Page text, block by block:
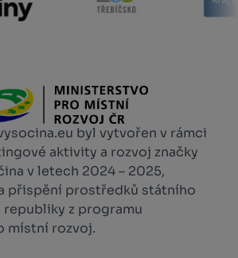
byl vytvořen v rámci
aktivity a rozvoj značky
v letech 2024 – 2025,
přispění prostředků státního
z programu
místní rozvoj.